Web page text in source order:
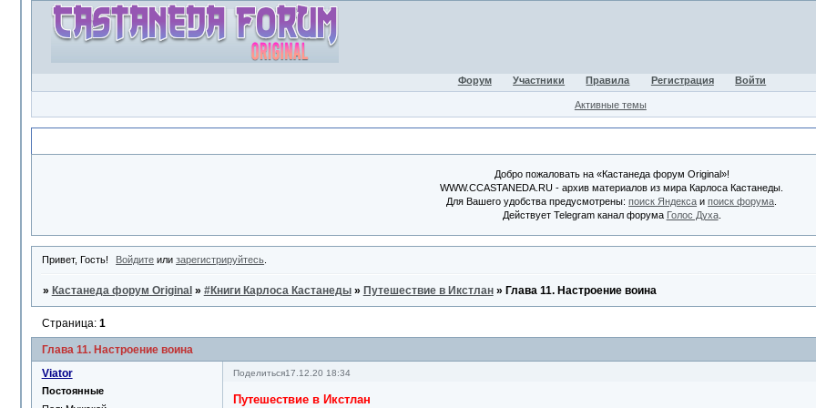
Форум Участники Правила Регистрация Войти
Активные темы
Добро пожаловать на «Кастанеда форум Original»!
WWW.CCASTANEDA.RU - архив материалов из мира Карлоса Кастанеды.
Для Вашего удобства предусмотрены:поиск Яндекса ипоиск форума
Действует Telegram канал форума Голос Духа.
Привет, Гость! Войдите илизарегистрируйтесь
» Кастанеда форум Original » #Книги Карлоса Кастанеды » Путешествие в Икстлан » Глава 11. Настроение воина
Глава 11. Настроение воина
Страница: 1
Поделиться17.12.20 18:34
Viator
Постоянные
Путешествие в Икстлан